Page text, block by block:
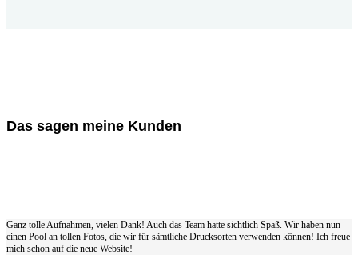
Das sagen meine Kunden
Ganz tolle Aufnahmen, vielen Dank! Auch das Team hatte sichtlich Spaß. Wir haben nun
einen Pool an tollen Fotos, die wir für sämtliche Drucksorten verwenden können! Ich freue
mich schon auf die neue Website!